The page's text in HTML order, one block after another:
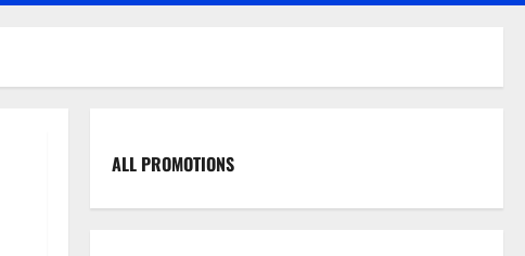
ALL PROMOTIONS